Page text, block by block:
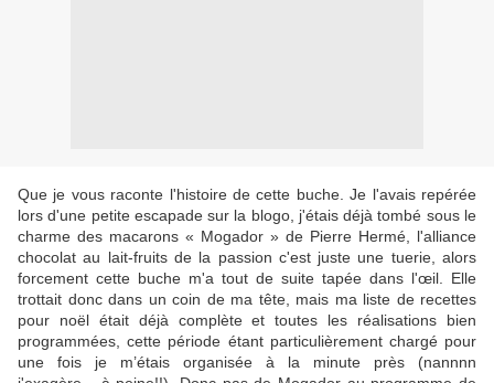
Que je vous raconte l'histoire de cette buche. Je l'avais repérée
lors d'une petite escapade sur la blogo, j'étais déjà tombé sous le
charme des macarons « Mogador » de Pierre Hermé, l'alliance
chocolat au lait-fruits de la passion c'est juste une tuerie, alors
forcement cette buche m'a tout de suite tapée dans l'œil. Elle
trottait donc dans un coin de ma tête, mais ma liste de recettes
pour noël était déjà complète et toutes les réalisations bien
programmées, cette période étant particulièrement chargé pour
une fois je m’étais organisée à la minute près (nannnn